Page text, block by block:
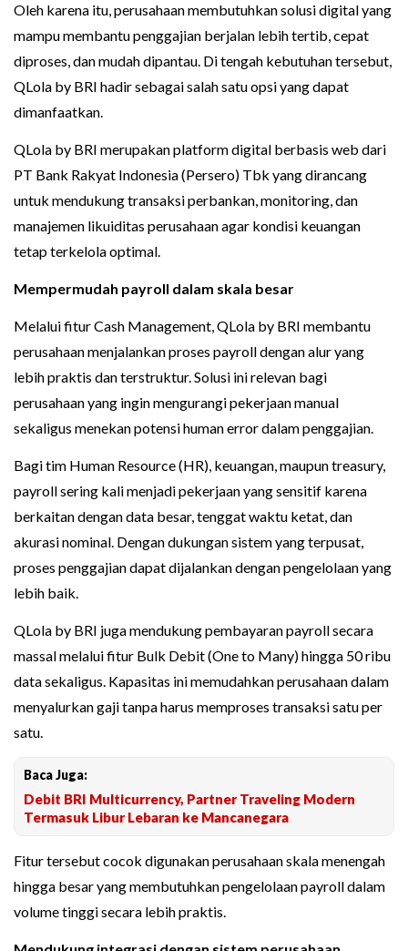
Oleh karena itu, perusahaan membutuhkan solusi digital yang
mampu membantu penggajian berjalan lebih tertib, cepat
diproses, dan mudah dipantau. Di tengah kebutuhan tersebut,
QLola by BRI hadir sebagai salah satu opsi yang dapat
dimanfaatkan.
QLola by BRI merupakan platform digital berbasis web dari
PT Bank Rakyat Indonesia (Persero) Tbk yang dirancang
untuk mendukung transaksi perbankan, monitoring, dan
manajemen likuiditas perusahaan agar kondisi keuangan
tetap terkelola optimal.
Mempermudah payroll dalam skala besar
Melalui fitur Cash Management, QLola by BRI membantu
perusahaan menjalankan proses payroll dengan alur yang
lebih praktis dan terstruktur. Solusi ini relevan bagi
perusahaan yang ingin mengurangi pekerjaan manual
sekaligus menekan potensi human error dalam penggajian.
Bagi tim Human Resource (HR), keuangan, maupun treasury,
payroll sering kali menjadi pekerjaan yang sensitif karena
berkaitan dengan data besar, tenggat waktu ketat, dan
akurasi nominal. Dengan dukungan sistem yang terpusat,
proses penggajian dapat dijalankan dengan pengelolaan yang
lebih baik.
QLola by BRI juga mendukung pembayaran payroll secara
massal melalui fitur Bulk Debit (One to Many) hingga 50 ribu
data sekaligus. Kapasitas ini memudahkan perusahaan dalam
menyalurkan gaji tanpa harus memproses transaksi satu per
satu.
Baca Juga:
Debit BRI Multicurrency, Partner Traveling Modern
Termasuk Libur Lebaran ke Mancanegara
Fitur tersebut cocok digunakan perusahaan skala menengah
hingga besar yang membutuhkan pengelolaan payroll dalam
volume tinggi secara lebih praktis.